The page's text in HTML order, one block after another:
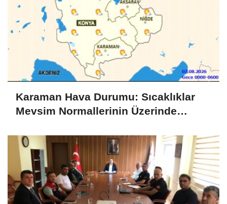
Karaman Hava Durumu: Sıcaklıklar
Mevsim Normallerinin Üzerinde